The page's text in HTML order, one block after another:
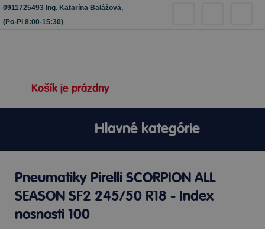
0911725493 Ing. Katarína Balážová,
(Po-Pi 8:00-15:30)
Košík je prázdny
Hlavné kategórie
Pneumatiky Pirelli SCORPION ALL
SEASON SF2 245/50 R18 - Index
nosnosti 100